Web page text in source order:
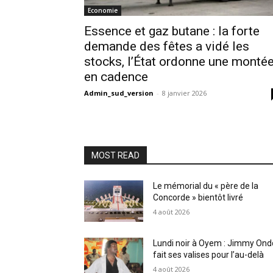
Economie
Essence et gaz butane : la forte
demande des fêtes a vidé les
stocks, l’État ordonne une montée
en cadence
Admin_sud_version - 8 janvier 2026
MOST READ
Le mémorial du « père de la
Concorde » bientôt livré
4 août 2026
Lundi noir à Oyem : Jimmy
fait ses valises pour l’au-delà
4 août 2026